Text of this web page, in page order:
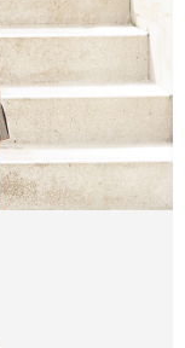
本公司將視審查結果
現惡意使用之情形，
採取法律行動。